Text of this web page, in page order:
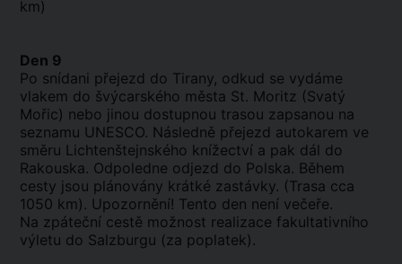
km)
Den 9
Po snídani přejezd do Tirany, odkud se vydáme
vlakem do švýcarského města St. Moritz (Svatý
Mořic) nebo jinou dostupnou trasou zapsanou na
seznamu UNESCO. Následně přejezd autokarem ve
směru Lichtenštejnského knížectví a pak dál do
Rakouska. Odpoledne odjezd do Polska. Během
cesty jsou plánovány krátké zastávky. (Trasa cca
1050 km). Upozornění! Tento den není večeře.
Na zpáteční cestě možnost realizace fakultativního
výletu do Salzburgu (za poplatek).